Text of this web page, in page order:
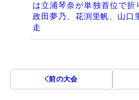
は立浦琴奈が単独首位で
政田夢乃、花渕里帆、山口
走
前の大会